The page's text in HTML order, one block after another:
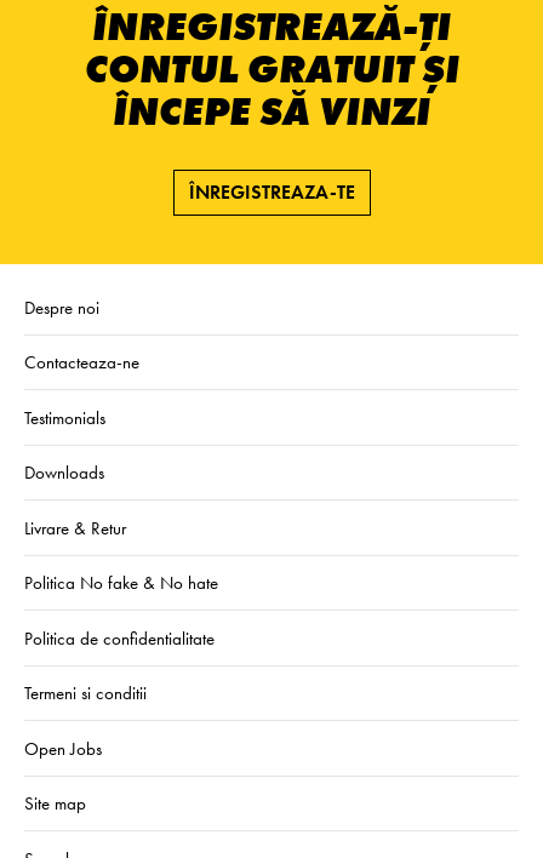
ÎNREGISTREAZĂ-ȚI
CONTUL GRATUIT ȘI
ÎNCEPE SĂ VINZI
ÎNREGISTREAZA-TE
Despre noi
Contacteaza-ne
Testimonials
Downloads
Livrare & Retur
Politica No fake & No hate
Politica de confidentialitate
Termeni si conditii
Open Jobs
Site map